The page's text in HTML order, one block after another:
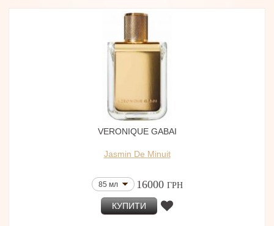
VERONIQUE GABAI
Jasmin De Minuit
85 мл 16000 ГРН
КУПИТИ